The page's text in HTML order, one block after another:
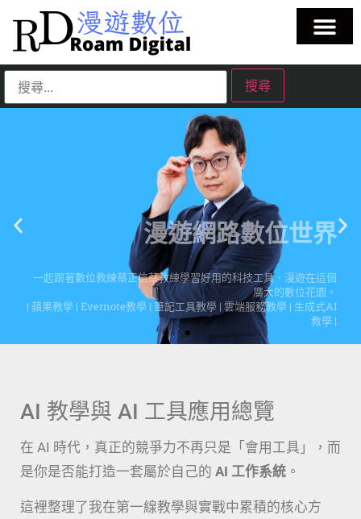
漫遊網路數位世界
一起跟著數位教練蔡正信蔡教練學習好用的科技工具、漫遊在這個
廣大的數位花園。
| 蘋果教學 | Evernote教學 | 筆記工具教學 | 雲端服務教學 | 生成式AI
教學 |
點擊這裡
AI 教學與 AI 工具應用總覽
在 AI 時代，真正的競爭力不再只是「會用工具」，而
是你是否能打造一套屬於自己的 AI 工作系統 。
這裡整理了我在第一線教學與實戰中累積的核心方